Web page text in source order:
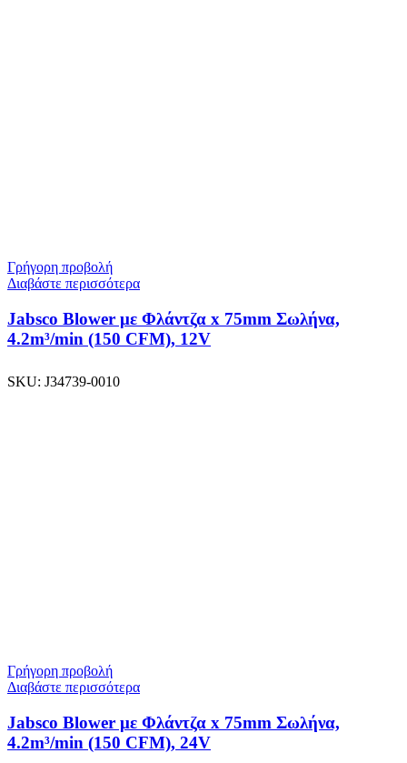
Γρήγορη προβολή
Διαβάστε περισσότερα
Jabsco Blower με Φλάντζα x 75mm Σωλήνα,
4.2m³/min (150 CFM), 12V
SKU: J34739-0010
Γρήγορη προβολή
Διαβάστε περισσότερα
Jabsco Blower με Φλάντζα x 75mm Σωλήνα,
4.2m³/min (150 CFM), 24V